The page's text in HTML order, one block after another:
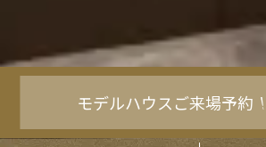
モデルハウスご来場予約